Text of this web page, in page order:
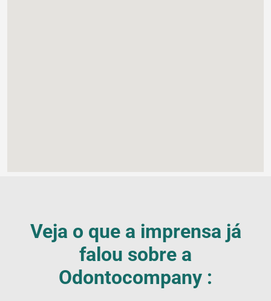
Blog
Veja o que a imprensa já
falou sobre a
Odontocompany :